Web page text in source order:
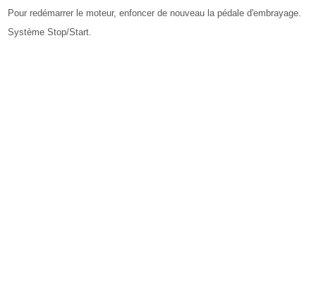
Pour redémarrer le moteur, enfoncer de nouveau la pédale d'embrayage.
Système Stop/Start.